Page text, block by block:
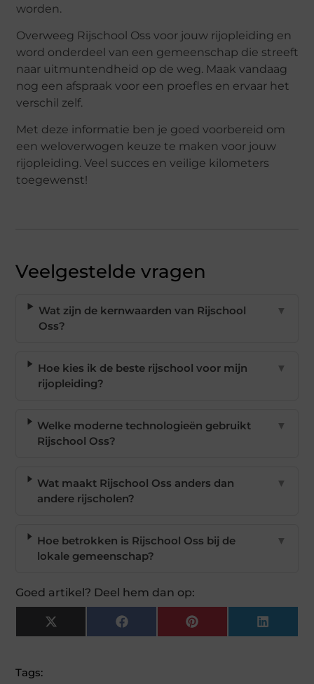
worden.
Overweeg Rijschool Oss voor jouw rijopleiding en
word onderdeel van een gemeenschap die streeft
naar uitmuntendheid op de weg. Maak vandaag
nog een afspraak voor een proefles en ervaar het
verschil zelf.
Met deze informatie ben je goed voorbereid om
een weloverwogen keuze te maken voor jouw
rijopleiding. Veel succes en veilige kilometers
toegewenst!
Veelgestelde vragen
Wat zijn de kernwaarden van Rijschool
Oss?
▼
Hoe kies ik de beste rijschool voor mijn
rijopleiding?
▼
Welke moderne technologieën gebruikt
Rijschool Oss?
▼
Wat maakt Rijschool Oss anders dan
andere rijscholen?
▼
Hoe betrokken is Rijschool Oss bij de
lokale gemeenschap?
▼
Goed artikel? Deel hem dan op:
X
(Twitter)
Facebook Pinterest
Tags: